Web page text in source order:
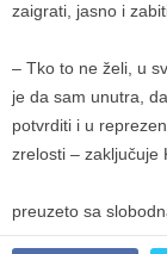
zaigrati, jasno i
– Tko to ne želi, u
je da sam unutra,
potvrditi i u
zrelosti – zaključuje
preuzeto sa